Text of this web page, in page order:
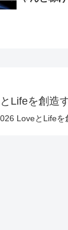
Lifeを創造
LoveとLifeを